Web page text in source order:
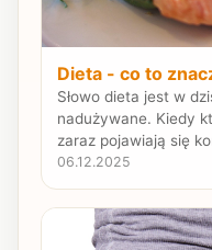
Dieta - co to
Słowo dieta jest w
nadużywane. Kiedy
zaraz pojawiają się
06.12.2025